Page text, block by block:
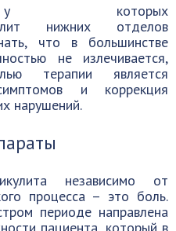
которых
нижних отделов
что в большинстве
не излечивается,
терапии является
и коррекция
нарушений.
независимо от
процесса – это боль.
периоде направлена
пациента, который в